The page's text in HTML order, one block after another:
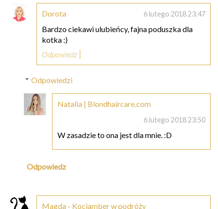
Dorota 6 lutego 2018 23:47
Bardzo ciekawi ulubieńcy, fajna poduszka dla
kotka :)
Odpowiedz
Odpowiedzi
Natalia | Blondhaircare.com
6 lutego 2018 23:50
W zasadzie to ona jest dla mnie. :D
Odpowiedz
Magda - Kociamber w podróży